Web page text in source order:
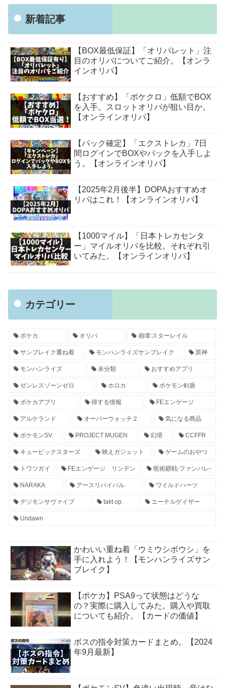
新着記事
【BOX最低保証】「オリパレット」注
目のオリパについてご紹介。【オンラ
インオリパ】
【おすすめ】「ポケクロ」低額でBOX
を入手。スロットオリパが狙い目か。
【オンラインオリパ】
【パック確定】「エクストレカ」7日
間ログインでBOXやパックを入手しよ
う。【オンラインオリパ】
【2025年2月後半】DOPAおすすめオ
リパはこれ！【オンラインオリパ】
【1000マイル】「日本トレカセンタ
ー」マイルオリパを比較。それぞれ引
いてみた。【オンラインオリパ】
カテゴリー
ポケカ オリパ 崩壊:スターレイル
サンブレイク重ね着 モンハンライズサンブレイク 原神
モンハンライズ 未分類 おすすめアプリ
ゼンレスゾーンゼロ ホロカ ポケモン剣盾
ポケカアプリ 得する情報 FEエンゲージ
アルケランド オーバーウォッチ２ 気になる商品
ポケモンSV PROJECT MUGEN 幻塔 CCFFR
キュービックスターズ 映えガジェット ゲームのおやつ
トワツガイ FEエンゲージ リンデン 呪術廻戦-ファンパレ-
NARAKA アースリバイバル ワイルドハーツ
デジモンサヴァイブ takt op. エーテルゲイザー
Undawn
かわいい重ね着「ウミウシボウシ」を
手に入れよう！【モンハンライズサン
ブレイク】
【ポケカ】PSA9って状態はどうな
の？実際に購入してみた。購入や買取
についても紹介。【カードの価値】
ボスの指令対策カードまとめ。【2024
年9月最新】